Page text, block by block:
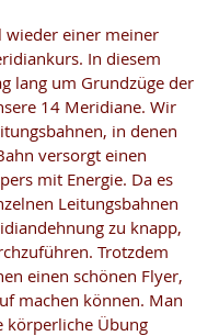
wieder einer meiner
In diesem
lang um Grundzüge der
14 Meridiane. Wir
in denen
versorgt einen
mit Energie. Da es
Leitungsbahnen
zu knapp,
Trotzdem
einen schönen Flyer,
machen können. Man
körperliche Übung